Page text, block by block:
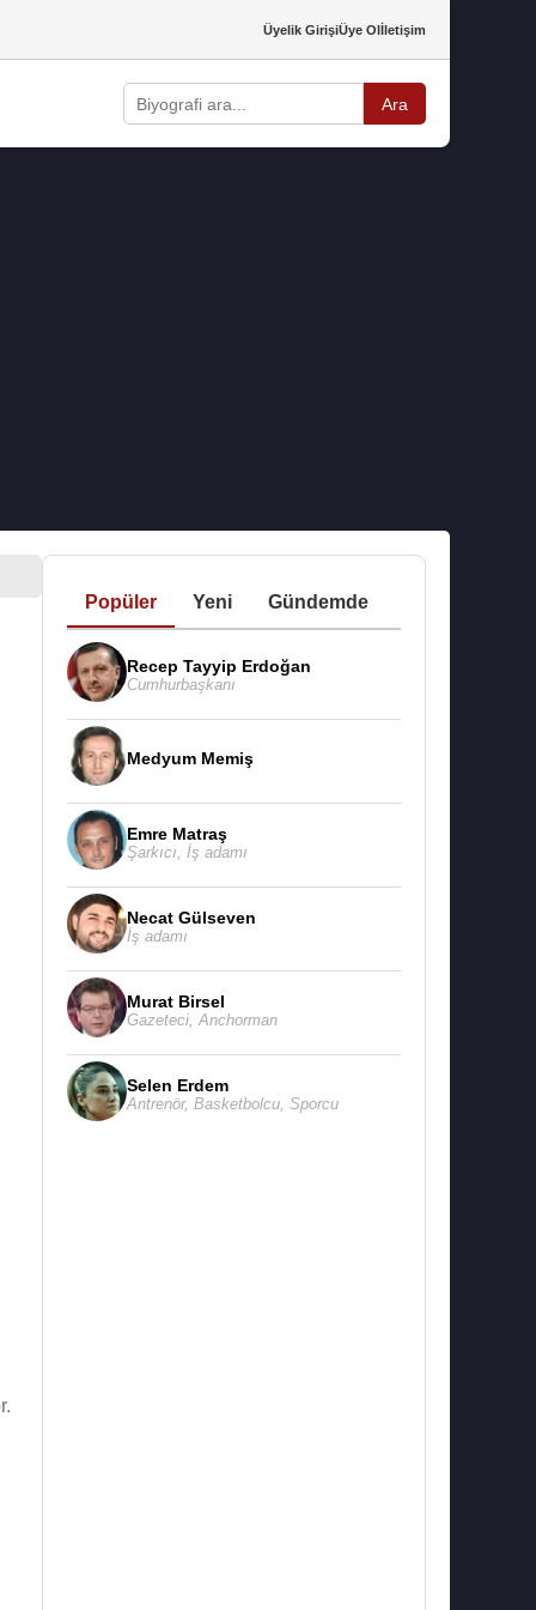
Üyelik GirişiÜye Olİletişim
Ara
Popüler Yeni Gündemde
Recep Tayyip Erdoğan
Cumhurbaşkanı
Medyum Memiş
Emre Matraş
Şarkıcı İş adamı
Necat Gülseven
İş adamı
Murat Birsel
Gazeteci, Anchorman
Selen Erdem
Antrenör, Basketbolcu, Sporcu